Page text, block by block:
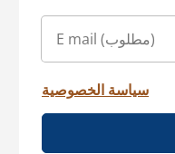
سياسة الخصوصية